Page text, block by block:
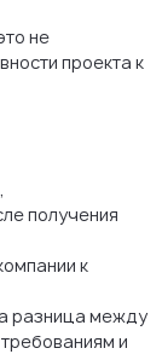
не
проекта к
получения
к
разница между
и